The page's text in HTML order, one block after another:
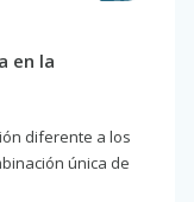
en la
diferente a los
única de